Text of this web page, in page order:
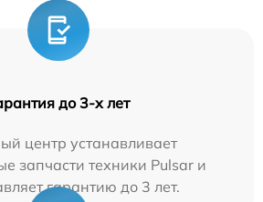
до 3-х лет
центр устанавливает
запчасти техники Pulsar и
гарантию до 3 лет.